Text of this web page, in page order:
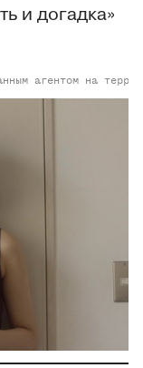
и догадка»
агентом на